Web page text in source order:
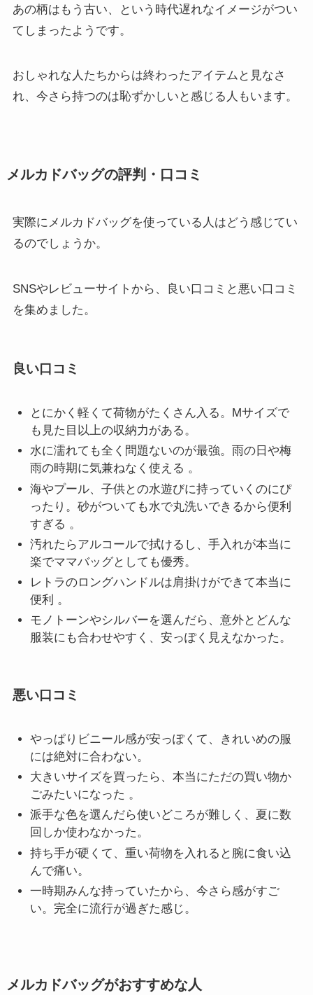
あの柄はもう古い、という時代遅れなイメージがつい
てしまったようです。
おしゃれな人たちからは終わったアイテムと見なさ
れ、今さら持つのは恥ずかしいと感じる人もいます。
メルカドバッグの評判・口コミ
実際にメルカドバッグを使っている人はどう感じてい
るのでしょうか。
SNSやレビューサイトから、良い口コミと悪い口コミ
を集めました。
良い口コミ
とにかく軽くて荷物がたくさん入る。Mサイズで
も見た目以上の収納力がある。
水に濡れても全く問題ないのが最強。雨の日や梅
雨の時期に気兼ねなく使える 。
海やプール、子供との水遊びに持っていくのにぴ
ったり。砂がついても水で丸洗いできるから便利
すぎる 。
汚れたらアルコールで拭けるし、手入れが本当に
楽でママバッグとしても優秀。
レトラのロングハンドルは肩掛けができて本当に
便利 。
モノトーンやシルバーを選んだら、意外とどんな
服装にも合わせやすく、安っぽく見えなかった。
悪い口コミ
やっぱりビニール感が安っぽくて、きれいめの服
には絶対に合わない。
大きいサイズを買ったら、本当にただの買い物か
ごみたいになった 。
派手な色を選んだら使いどころが難しく、夏に数
回しか使わなかった。
持ち手が硬くて、重い荷物を入れると腕に食い込
んで痛い。
一時期みんな持っていたから、今さら感がすご
い。完全に流行が過ぎた感じ。
メルカドバッグがおすすめな人